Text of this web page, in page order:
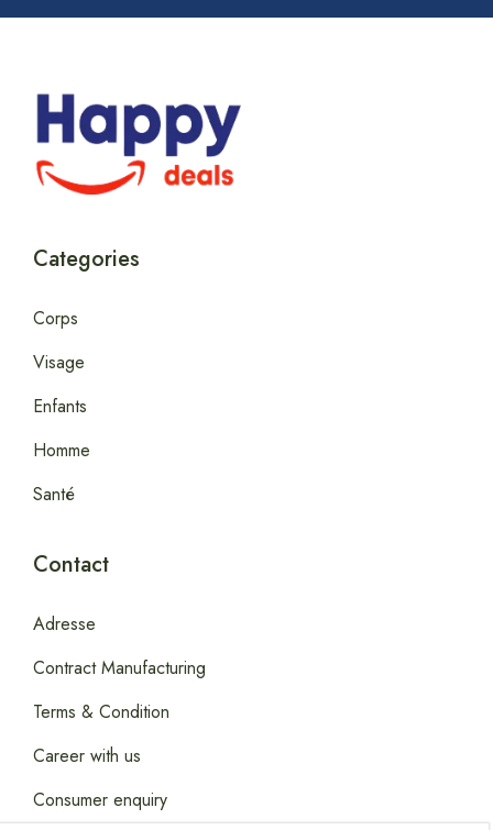
Categories
Corps
Visage
Enfants
Homme
Santé
Contact
Adresse
Contract Manufacturing
Terms & Condition
Career with us
Consumer enquiry